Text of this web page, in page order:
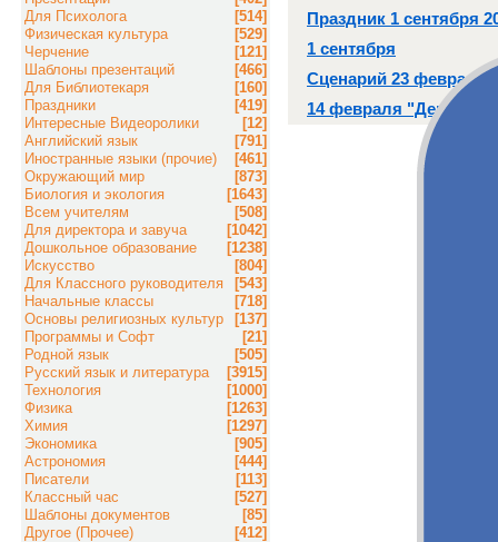
Праздник 1 сентября
1 сентября
Сценарий 23 февраля
14 февраля "День
Для Психолога
[514]
Физическая культура
[529]
Черчение
[121]
Шаблоны презентаций
[466]
Для Библиотекаря
[160]
Праздники
[419]
Интересные Видеоролики
[12]
Английский язык
[791]
Иностранные языки (прочие)
[461]
Окружающий мир
[873]
Биология и экология
[1643]
Всем учителям
[508]
Для директора и завуча
[1042]
Дошкольное образование
[1238]
Искусство
[804]
Для Классного руководителя
[543]
Начальные классы
[718]
Основы религиозных культур
[137]
Программы и Софт
[21]
Родной язык
[505]
Русский язык и литература
[3915]
Технология
[1000]
Физика
[1263]
Химия
[1297]
Экономика
[905]
Астрономия
[444]
Писатели
[113]
Классный час
[527]
Шаблоны документов
[85]
Другое (Прочее)
[412]